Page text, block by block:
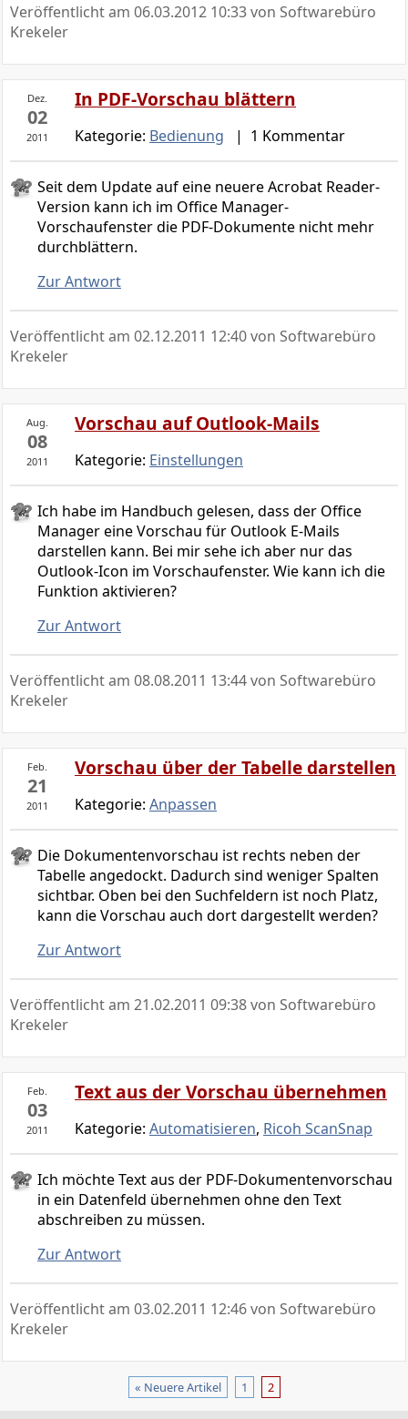
Veröffentlicht am 06.03.2012 10:33von Softwarebüro
Krekeler
Dez.
02
2011
In PDF-Vorschau blättern
Kategorie: Bedienung | 1 Kommentar
Seit dem Update auf eine neuere Acrobat Reader-
Version kann ich im Office Manager-
Vorschaufenster die PDF-Dokumente nicht mehr
durchblättern.
Zur Antwort
Veröffentlicht am 02.12.2011 12:40von Softwarebüro
Krekeler
Aug.
08
2011
Vorschau auf Outlook-Mails
Kategorie: Einstellungen
Ich habe im Handbuch gelesen, dass der Office
Manager eine Vorschau für Outlook E-Mails
darstellen kann. Bei mir sehe ich aber nur das
Outlook-Icon im Vorschaufenster. Wie kann ich die
Funktion aktivieren?
Zur Antwort
Veröffentlicht am 08.08.2011 13:44von Softwarebüro
Krekeler
Feb.
21
2011
Vorschau über der Tabelle darstellen
Kategorie: Anpassen
Die Dokumentenvorschau ist rechts neben der
Tabelle angedockt. Dadurch sind weniger Spalten
sichtbar. Oben bei den Suchfeldern ist noch Platz,
kann die Vorschau auch dort dargestellt werden?
Zur Antwort
Veröffentlicht am 21.02.2011 09:38von Softwarebüro
Krekeler
Feb.
03
2011
Text aus der Vorschau übernehmen
Kategorie: Automatisieren, Ricoh ScanSnap
Ich möchte Text aus der PDF-Dokumentenvorschau
in ein Datenfeld übernehmen ohne den Text
abschreiben zu müssen.
Zur Antwort
Veröffentlicht am 03.02.2011 12:46von Softwarebüro
Krekeler
« Neuere Artikel 1 2